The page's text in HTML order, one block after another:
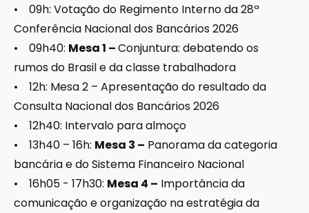
• 09h: Votação do Regimento Interno da 28ª
Conferência Nacional dos Bancários 2026
• 09h40: Mesa 1 –Conjuntura: debatendo os
rumos do Brasil e da classe trabalhadora
• 12h: Mesa 2 – Apresentação do resultado da
Consulta Nacional dos Bancários 2026
• 12h40: Intervalo para almoço
• 13h40 – 16h: Mesa 3 – Panorama da categoria
bancária e do Sistema Financeiro Nacional
• 16h05 - 17h30: Mesa 4 – Importância da
comunicação e organização na estratégia da